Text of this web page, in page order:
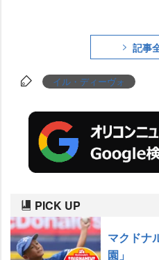
記事
イル・ディーヴォ
PICK UP
マクドナ
園」